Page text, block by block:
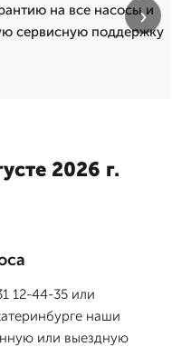
на все насосы и
сервисную поддержку
›
2026 г.
12-44-35 или
наши
или выездную